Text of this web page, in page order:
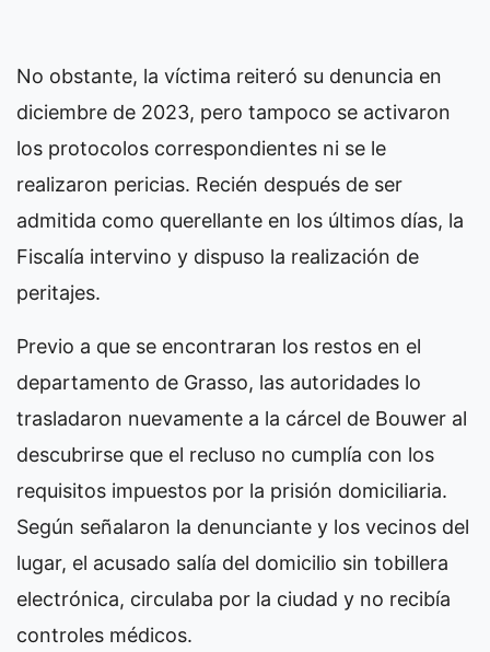
No obstante, la víctima reiteró su denuncia en
diciembre de 2023, pero tampoco se activaron
los protocolos correspondientes ni se le
realizaron pericias. Recién después de ser
admitida como querellante en los últimos días, la
Fiscalía intervino y dispuso la realización de
peritajes.
Previo a que se encontraran los restos en el
departamento de Grasso, las autoridades lo
trasladaron nuevamente a la cárcel de Bouwer al
descubrirse que el recluso no cumplía con los
requisitos impuestos por la prisión domiciliaria.
Según señalaron la denunciante y los vecinos del
lugar, el acusado salía del domicilio sin tobillera
electrónica, circulaba por la ciudad y no recibía
controles médicos.